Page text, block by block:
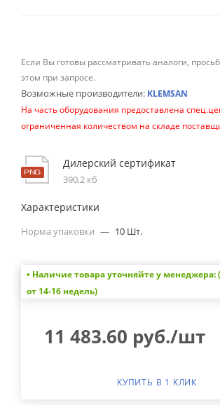
Если Вы готовы рассматривать аналоги,
этом при запросе.
Возможные производители: KLEMSAN
На часть оборудования предоставлена
ограниченная количеством на складе
Дилерский сертификат
390,2 кб
Характеристики
Норма упаковки — 10 Шт.
• Наличие товара уточняйте у менеджера:
от 14-16 недель)
11 483.60 руб./шт
КУПИТЬ В 1 КЛИК